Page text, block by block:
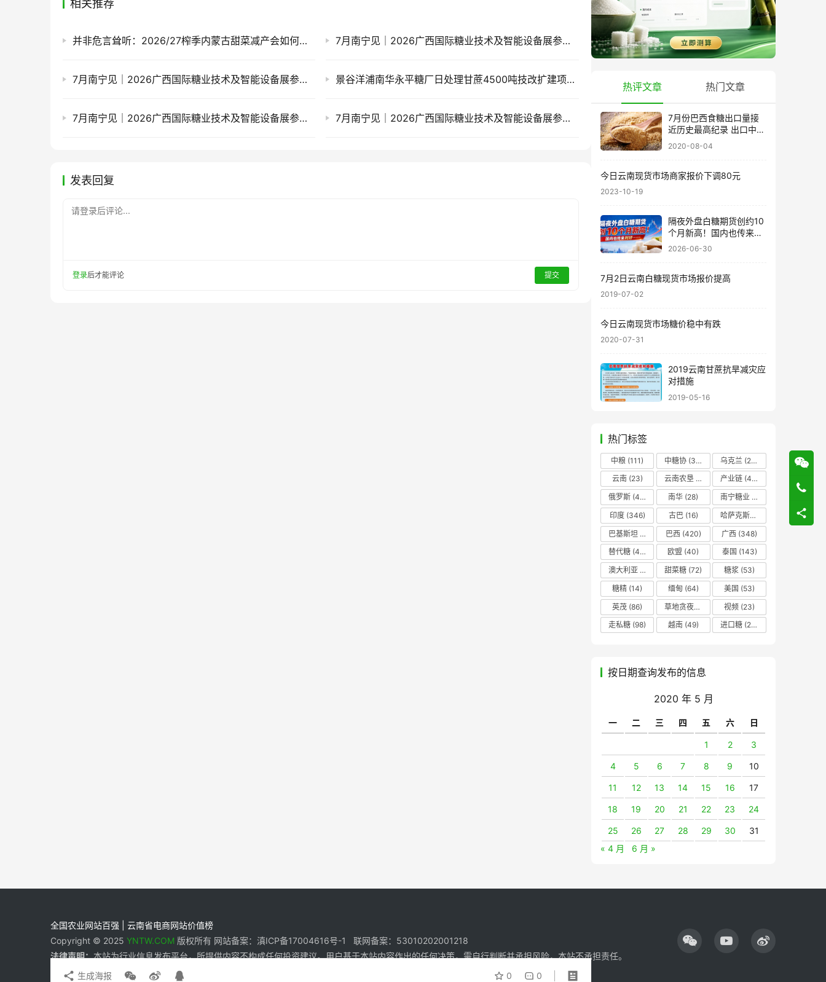
0 0
生成海报
相关推荐
并非危言耸听：2026/27榨季内蒙古甜菜减产会如何传导？ 7月南宁见｜2026广西国际糖业技术及智能设备展参展企业推荐(六)
7月南宁见｜2026广西国际糖业技术及智能设备展参展企业推荐(五) 景谷洋浦南华永平糖厂日处理甘蔗4500吨技改扩建项目启动
7月南宁见｜2026广西国际糖业技术及智能设备展参展企业推荐(四) 7月南宁见｜2026广西国际糖业技术及智能设备展参展企业推荐(三)
发表回复
请登录后评论...
登录后才能评论 提交
热评文章 热门文章
7月份巴西食糖出口量接
近历史最高纪录 出口中国
超40万吨
2020-08-04
今日云南现货市场商家报价下调80元
2023-10-19
隔夜外盘白糖期货创约10
个月新高！国内也传来利
好……
2026-06-30
7月2日云南白糖现货市场报价提高
2019-07-02
今日云南现货市场糖价稳中有跌
2020-07-31
2019云南甘蔗抗旱减灾应
对措施
2019-05-16
热门标签
中粮 (111) 中糖协 (37) 乌克兰 (20)
云南(23) 云南农垦 产业链 (42)
俄罗斯 (43) 南华 (28) 南宁糖业
印度(346) 古巴(16) 哈萨克斯坦
巴基斯坦
巴西(420) 广西 (348)
替代糖 (48) 欧盟 (40) 泰国 (143)
澳大利亚
甜菜糖 (72) 糖浆 (53)
糖精 (14) 缅甸 (64) 美国 (53)
英茂 (86) 草地贪夜蛾 视频 (23)
走私糖 (98) 越南(49) 进口糖 (236)
按日期查询发布的信息
2020 年 5 月
一 二 三 四 五 六 日
1 2 3
4 5 6 7 8 9 10
11 12 13 14 15 16 17
18 19 20 21 22 23 24
25 26 27 28 29 30
31
« 4 月
6 月 »
全国农业网站百强 | 云南省电商网站价值榜
Copyright © 2025 YNTW.COM 版权所有 网站备案：滇ICP备17004616号-1 联网备案：53010202001218
法律声明：本站为行业信息发布平台，所提供内容不构成任何投资建议。用户基于本站内容作出的任何决策，需自行判断并承担风险，本站不承担责任。